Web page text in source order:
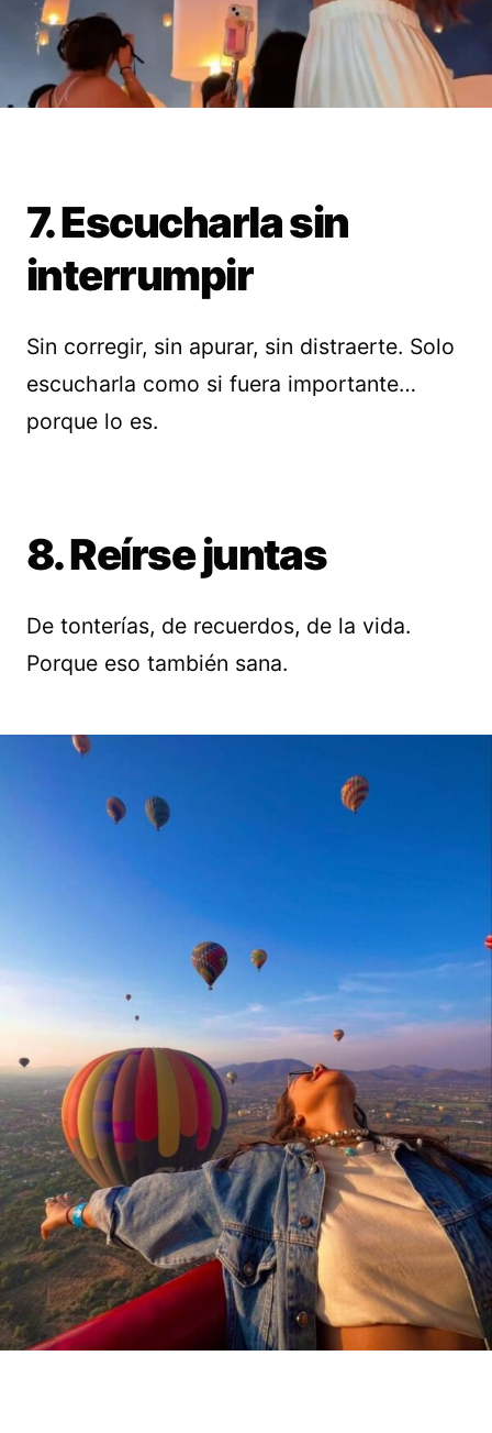
7. Escucharla sin
interrumpir
Sin corregir, sin apurar, sin distraerte. Solo
escucharla como si fuera importante…
porque lo es.
8. Reírse juntas
De tonterías, de recuerdos, de la vida.
Porque eso también sana.